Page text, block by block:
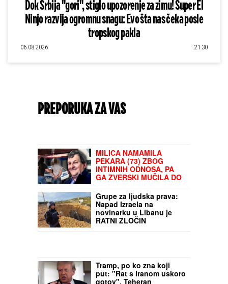
Dok Srbija "gori", stiglo upozorenje za zimu! Super El
Ninjo razvija ogromnu snagu: Evo šta nas čeka posle
tropskog pakla
06.08.2026 21:30
PREPORUKA ZA VAS
MILICA NAMAMILA
PEKARA (73) ZBOG